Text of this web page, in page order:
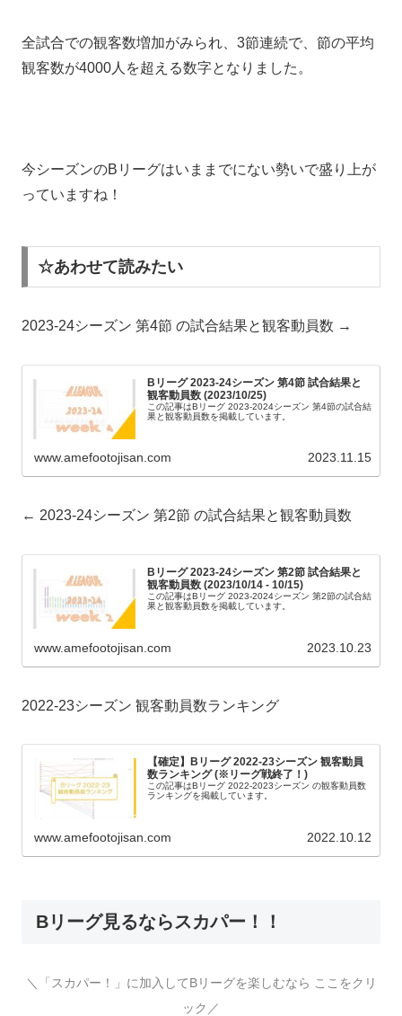
全試合での観客数増加がみられ、3節連続で、節の平均
観客数が4000人を超える数字となりました。
今シーズンのBリーグはいままでにない勢いで盛り上が
っていますね！
☆あわせて読みたい
2023-24シーズン 第4節 の試合結果と観客動員数 →
Bリーグ 2023-24シーズン 第4節 試合結果と
観客動員数 (2023/10/25)
この記事はBリーグ 2023-2024シーズン 第4節の試合結
果と観客動員数を掲載しています。
www.amefootojisan.com 2023.11.15
← 2023-24シーズン 第2節 の試合結果と観客動員数
Bリーグ 2023-24シーズン 第2節 試合結果と
観客動員数 (2023/10/14 - 10/15)
この記事はBリーグ 2023-2024シーズン 第2節の試合結
果と観客動員数を掲載しています。
www.amefootojisan.com 2023.10.23
2022-23シーズン 観客動員数ランキング
【確定】Bリーグ 2022-23シーズン 観客動員
数ランキング (※リーグ戦終了！)
この記事はBリーグ 2022-2023シーズン の観客動員数
ランキングを掲載しています。
www.amefootojisan.com 2022.10.12
Bリーグ見るならスカパー！！
＼「スカパー！」に加入してBリーグを楽しむなら ここをクリ
ック／